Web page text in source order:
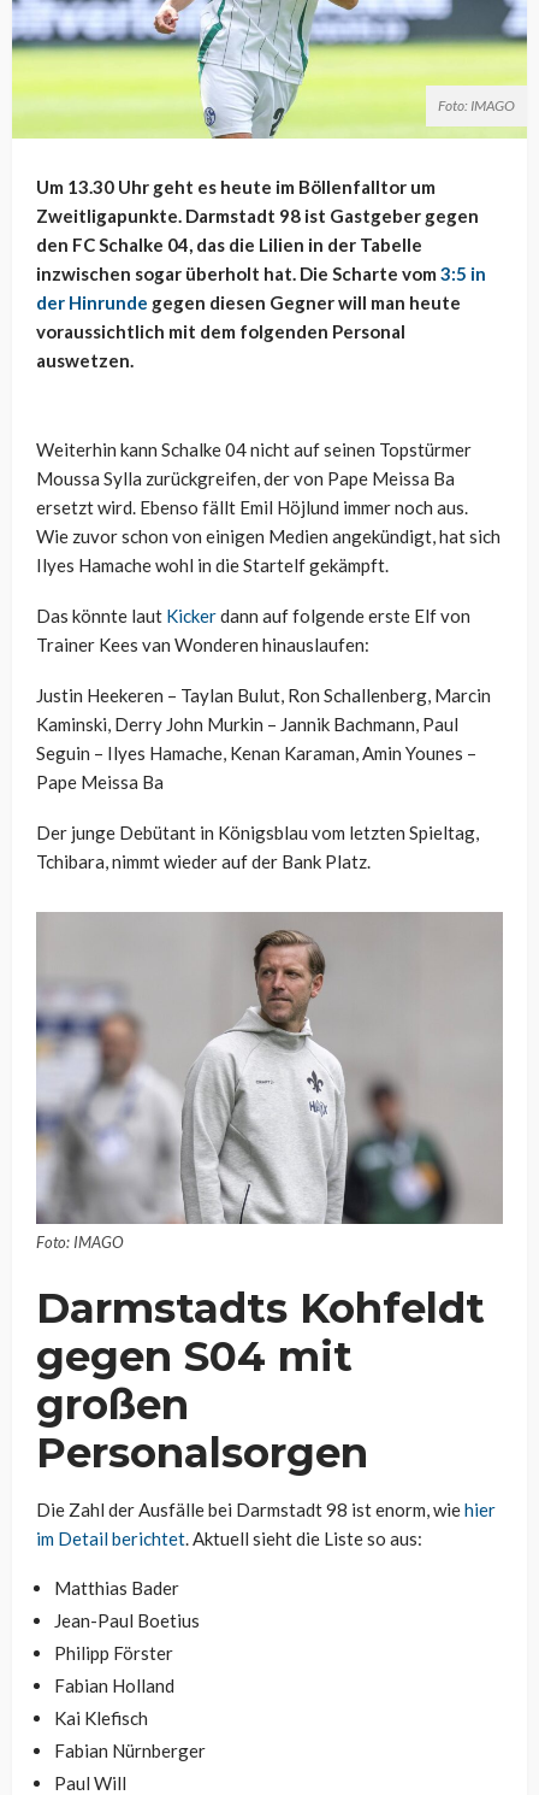
Foto: IMAGO
Um 13.30 Uhr geht es heute im Böllenfalltor um
Zweitligapunkte. Darmstadt 98 ist Gastgeber gegen
den FC Schalke 04, das die Lilien in der Tabelle
inzwischen sogar überholt hat. Die Scharte vom 3:5 in
der Hinrunde gegen diesen Gegner will man heute
voraussichtlich mit dem folgenden Personal
auswetzen.
Weiterhin kann Schalke 04 nicht auf seinen Topstürmer
Moussa Sylla zurückgreifen, der von Pape Meissa Ba
ersetzt wird. Ebenso fällt Emil Höjlund immer noch aus.
Wie zuvor schon von einigen Medien angekündigt, hat sich
Ilyes Hamache wohl in die Startelf gekämpft.
Das könnte laut Kickerdann auf folgende erste Elf von
Trainer Kees van Wonderen hinauslaufen:
Justin Heekeren – Taylan Bulut, Ron Schallenberg, Marcin
Kaminski, Derry John Murkin – Jannik Bachmann, Paul
Seguin – Ilyes Hamache, Kenan Karaman, Amin Younes –
Pape Meissa Ba
Der junge Debütant in Königsblau vom letzten Spieltag,
Tchibara, nimmt wieder auf der Bank Platz.
Foto: IMAGO
Darmstadts Kohfeldt
gegen S04 mit
großen
Personalsorgen
Die Zahl der Ausfälle bei Darmstadt 98 ist enorm, wiehier
im Detail berichtet. Aktuell sieht die Liste so aus:
Matthias Bader
Jean-Paul Boetius
Philipp Förster
Fabian Holland
Kai Klefisch
Fabian Nürnberger
Paul Will